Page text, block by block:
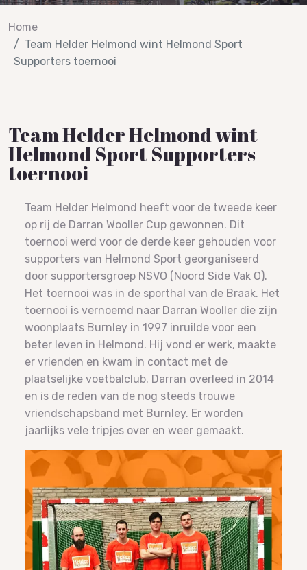
Home
Team Helder Helmond wint Helmond Sport
Supporters toernooi
Team Helder Helmond wint
Helmond Sport Supporters
toernooi
Team Helder Helmond heeft voor de tweede keer
op rij de Darran Wooller Cup gewonnen. Dit
toernooi werd voor de derde keer gehouden voor
supporters van Helmond Sport georganiseerd
door supportersgroep NSVO (Noord Side Vak O).
Het toernooi was in de sporthal van de Braak. Het
toernooi is vernoemd naar Darran Wooller die zijn
woonplaats Burnley in 1997 inruilde voor een
beter leven in Helmond. Hij vond er werk, maakte
er vrienden en kwam in contact met de
plaatselijke voetbalclub. Darran overleed in 2014
en is de reden van de nog steeds trouwe
vriendschapsband met Burnley. Er worden
jaarlijks vele tripjes over en weer gemaakt.